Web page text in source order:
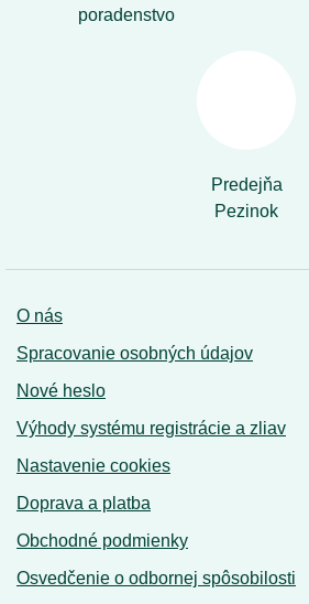
poradenstvo
Predejňa
Pezinok
O nás
Spracovanie osobných údajov
Nové heslo
Výhody systému registrácie a zliav
Nastavenie cookies
Doprava a platba
Obchodné podmienky
Osvedčenie o odbornej spôsobilosti